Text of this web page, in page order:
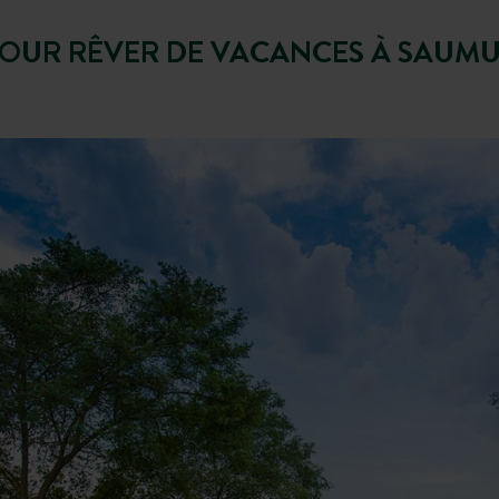
RÊVER DE VACANCES À